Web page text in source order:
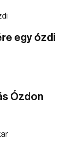
egy ózdi
Ózdon